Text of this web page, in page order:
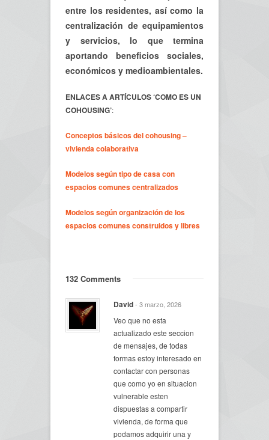
entre los residentes, así como la
centralización de equipamientos
y servicios, lo que termina
aportando beneficios sociales,
económicos y medioambientales.
ENLACES A ARTÍCULOS ‘COMO ES UN
COHOUSING’:
Conceptos básicos del cohousing –
vivienda colaborativa
Modelos según tipo de casa con
espacios comunes centralizados
Modelos según organización de los
espacios comunes construidos y libres
132 Comments
David- 3 marzo, 2026
Veo que no esta
actualizado este seccion
de mensajes, de todas
formas estoy interesado en
contactar con personas
que como yo en situacion
vulnerable esten
dispuestas a compartir
vivienda, de forma que
podamos adquirir una y